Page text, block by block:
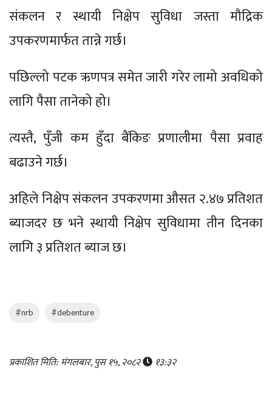
संकलन र स्थायी निक्षेप सुविधा जस्ता मौद्रिक
उपकरणमार्फत तान्ने गर्छ।
पछिल्लो पटक ऋणपत्र समेत जारी गरेर लामो अवधिको
लागि पैसा तानेको हो।
त्यस्तै, पुँजी कम हुँदा बैंकिङ प्रणालीमा पैसा प्रवाह
बढाउने गर्छ।
अहिले निक्षेप संकलन उपकरणमा औसत २.४७ प्रतिशत
ब्याजदर छ भने स्थायी निक्षेप सुविधामा तीन दिनका
लागि ३ प्रतिशत ब्याज छ।
#nrb #debenture
प्रकाशित मिति: मंगलबार, पुस १५, २०८२ १३:३२